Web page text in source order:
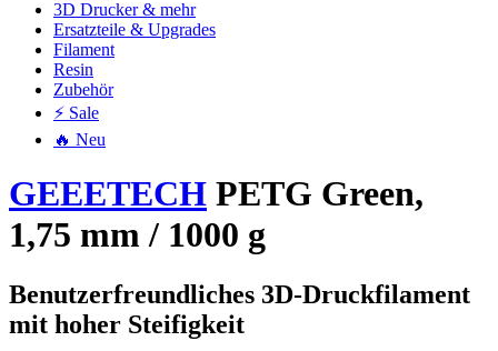
3D Drucker & mehr
Ersatzteile & Upgrades
Filament
Resin
Zubehör
⚡ Sale
🔥 Neu
GEEETECH PETG Green,
1,75 mm / 1000 g
Benutzerfreundliches 3D-Druckfilament
mit hoher Steifigkeit